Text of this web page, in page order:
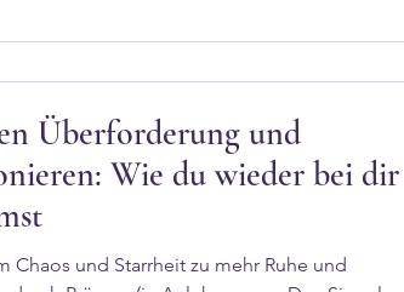
Überforderung und
Wie du wieder bei dir
Chaos und Starrheit zu mehr Ruhe und